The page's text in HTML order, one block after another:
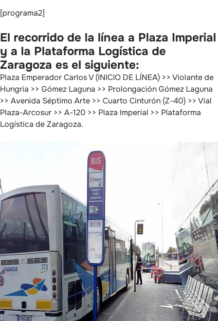
[programa2]
El recorrido de la línea a Plaza Imperial
y a la Plataforma Logística de
Zaragoza es el siguiente:
Plaza Emperador Carlos V (INICIO DE LÍNEA) >> Violante de
Hungría >> Gómez Laguna >> Prolongación Gómez Laguna
>> Avenida Séptimo Arte >> Cuarto Cinturón (Z-40) >> Vial
Plaza-Arcosur >> A-120 >> Plaza Imperial >> Plataforma
Logística de Zaragoza.